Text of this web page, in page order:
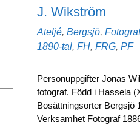
J. Wikström
Kategorier
Ateljé, Bergsjö, Fotograf
1890-tal, FH, FRG, PF
Personuppgifter Jonas
fotograf. Född i Hassela
Bosättningsorter Bergsjö
Verksamhet Fotograf